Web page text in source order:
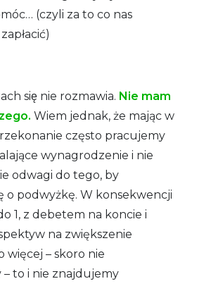
(czyli za to co nas
się nie rozmawia. Nie mam
Wiem jednak, że mając w
często pracujemy
wynagrodzenie i nie
odwagi do tego, by
o podwyżkę. W konsekwencji
1, z debetem na koncie i
na zwiększenie
więcej – skoro nie
– to i nie znajdujemy